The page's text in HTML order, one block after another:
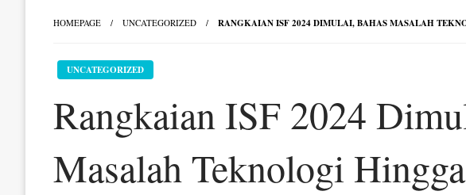
HOMEPAGE UNCATEGORIZED RANGKAIAN ISF 2024 DIMULAI, BAHAS MASALAH
UNCATEGORIZED
Rangkaian ISF 2024
Masalah Teknologi